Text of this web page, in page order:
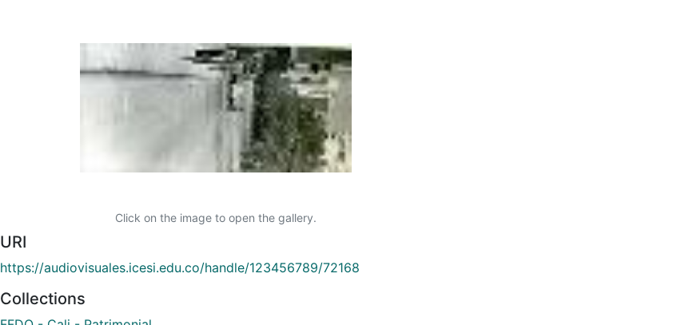
Click on the image to open the gallery.
URI
https://audiovisuales.icesi.edu.co/handle/123456789/72168
Collections